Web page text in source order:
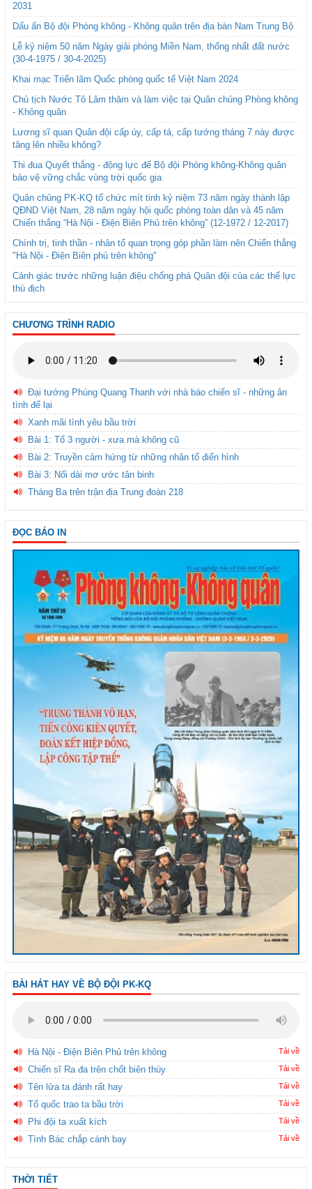
2031
Dấu ấn Bộ đội Phòng không - Không quân trên địa bàn Nam Trung Bộ
Lễ kỷ niệm 50 năm Ngày giải phóng Miền Nam, thống nhất đất nước
(30-4-1975 / 30-4-2025)
Khai mạc Triển lãm Quốc phòng quốc tế Việt Nam 2024
Chủ tịch Nước Tô Lâm thăm và làm việc tại Quân chủng Phòng không
- Không quân
Lương sĩ quan Quân đội cấp úy, cấp tá, cấp tướng tháng 7 này được
tăng lên nhiều không?
Thi đua Quyết thắng - động lực để Bộ đội Phòng không-Không quân
bảo vệ vững chắc vùng trời quốc gia
Quân chủng PK-KQ tổ chức mít tinh kỷ niệm 73 năm ngày thành lập
QĐND Việt Nam, 28 năm ngày hội quốc phòng toàn dân và 45 năm
Chiến thắng “Hà Nội - Điện Biên Phủ trên không” (12-1972 / 12-2017)
Chính trị, tinh thần - nhân tố quan trọng góp phần làm nên Chiến thắng
"Hà Nội - Điện Biên phủ trên không"
Cảnh giác trước những luận điệu chống phá Quân đội của các thế lực
thù địch
CHƯƠNG TRÌNH RADIO
Đại tướng Phùng Quang Thanh với nhà báo chiến sĩ - những ân
tình để lại
Xanh mãi tình yêu bầu trời
Bài 1: Tổ 3 người - xưa mà không cũ
Bài 2: Truyền cảm hứng từ những nhân tố điển hình
Bài 3: Nối dài mơ ước tân binh
Tháng Ba trên trận địa Trung đoàn 218
ĐỌC BÁO IN
BÀI HÁT HAY VỀ BỘ ĐỘI PK-KQ
Hà Nội - Điện Biên Phủ trên không Tải về
Chiến sĩ Ra đa trên chốt biên thùy Tải về
Tên lửa ta đánh rất hay Tải về
Tổ quốc trao ta bầu trời Tải về
Phi đội ta xuất kích Tải về
Tình Bác chắp cánh bay Tải về
THỜI TIẾT